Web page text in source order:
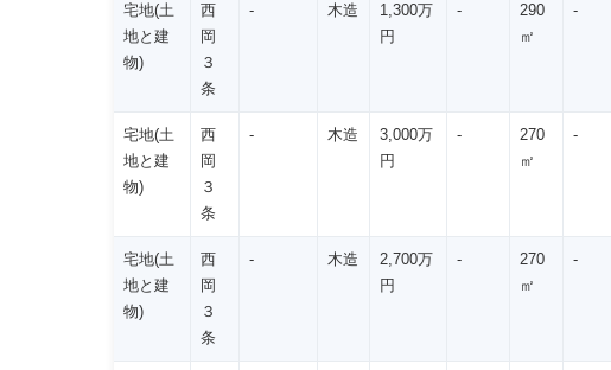
宅地(土
地と建
物)
西
岡
３
条
- 木造
1,300万
円
-
290
㎡
-
宅地(土
地と建
物)
西
岡
３
条
- 木造
3,000万
円
-
270
㎡
-
宅地(土
地と建
物)
西
岡
３
条
- 木造
2,700万
円
-
270
㎡
-